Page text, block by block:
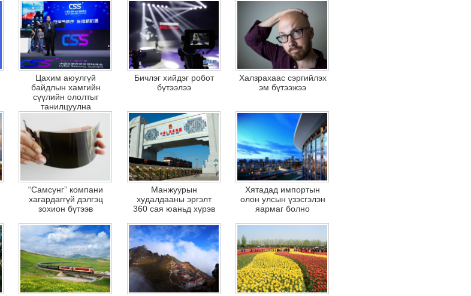
Цахим аюулгүй
байдлын хамгийн
сүүлийн ололтыг
танилцуулна
Бичлэг хийдэг робот
бүтээлээ
Халзрахаас сэргийлэх
эм бүтээжээ
“Самсунг” компани
хагардаггүй дэлгэц
зохион бүтээв
Манжуурын
худалдааны эргэлт
360 сая юаньд хүрэв
Хятадад импортын
олон улсын үзэсгэлэн
яармаг болно